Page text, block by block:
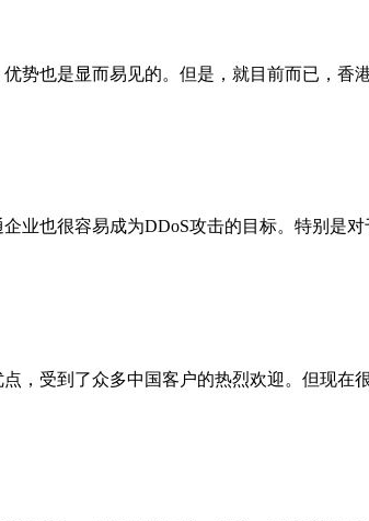
势也是显而易见的。但是，就目前而已，
业也很容易成为DDoS攻击的目标。特别是
，受到了众多中国客户的热烈欢迎。但现